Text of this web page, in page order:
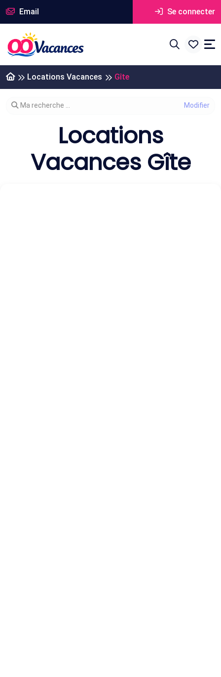
Email Se connecter
Locations Vacances Gîte
Modifier votre recherche
Ma recherche ...
Locations
Vacances Gîte